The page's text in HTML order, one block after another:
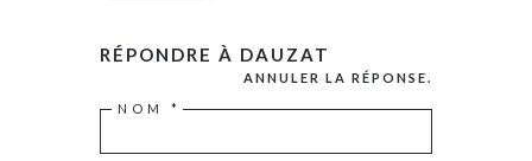
RÉPONDRE À DAUZAT
ANNULER LA RÉPONSE.
NOM *